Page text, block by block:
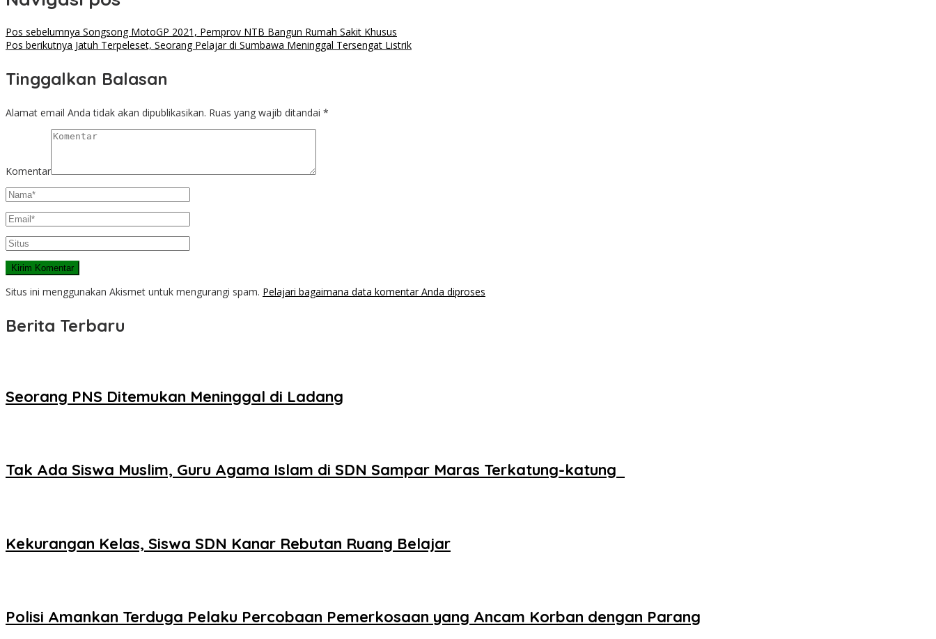
Pos sebelumnya Songsong MotoGP 2021, Pemprov NTB Bangun Rumah Sakit Khusus
Pos berikutnya Jatuh Terpeleset, Seorang Pelajar di Sumbawa Meninggal Tersengat Listrik
Tinggalkan Balasan
Alamat email Anda tidak akan dipublikasikan. Ruas yang wajib ditandai *
Komentar
Situs ini menggunakan Akismet untuk mengurangi spam. Pelajari bagaimana data komentar Anda diproses
Berita Terbaru
Seorang PNS Ditemukan Meninggal di Ladang
Tak Ada Siswa Muslim, Guru Agama Islam di SDN Sampar Maras Terkatung-katung ‎
Kekurangan Kelas, Siswa SDN Kanar Rebutan Ruang Belajar
Polisi Amankan Terduga Pelaku Percobaan Pemerkosaan yang Ancam Korban dengan Parang